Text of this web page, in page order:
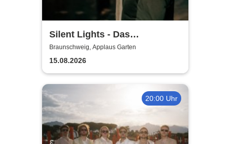
Silent Lights - Das
Mitternachtskonzert
Braunschweig, Applaus Garten
15.08.2026
20:00 Uhr